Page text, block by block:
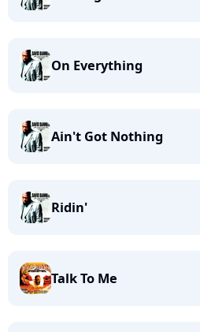
On Everything
Ain't Got Nothing
Ridin'
Talk To Me